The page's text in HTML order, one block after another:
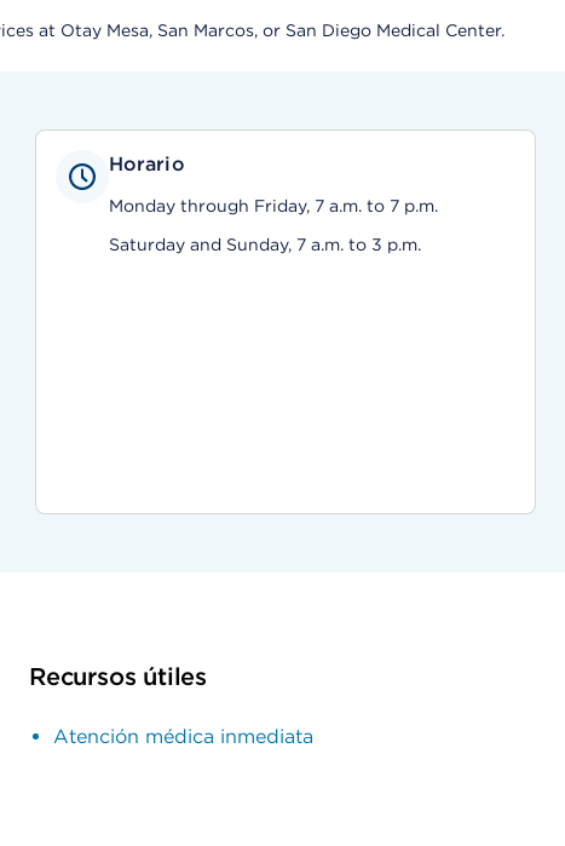
at Otay Mesa, San Marcos, or San Diego Medical Center.
Horario
Monday through Friday, 7 a.m. to 7 p.m.
Saturday and Sunday, 7 a.m. to 3 p.m.
Recursos útiles
Atención médica inmediata